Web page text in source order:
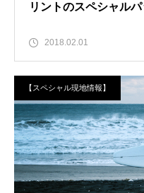
リントのスペシャル
2018.02.01
【スペシャル現地情報】